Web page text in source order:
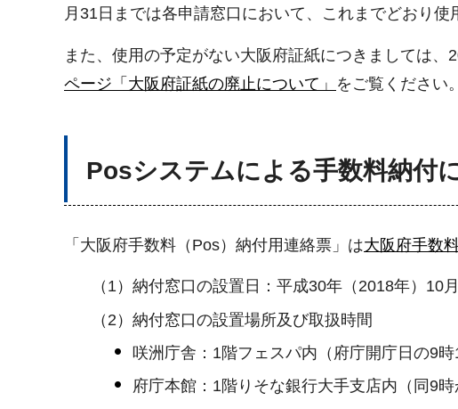
月31日までは各申請窓口において、これまでどおり使
また、使用の予定がない大阪府証紙につきましては
ページ「大阪府証紙の廃止について」 をご覧ください。
Posシステムによる手数料納付
「大阪府手数料（Pos）納付用連絡票」は大阪府手数
（1）納付窓口の設置日：平成30年（2018年）10
（2）納付窓口の設置場所及び取扱時間
咲洲庁舎：1階フェスパ内（府庁開庁日の9時
府庁本館：1階りそな銀行大手支店内（同9時